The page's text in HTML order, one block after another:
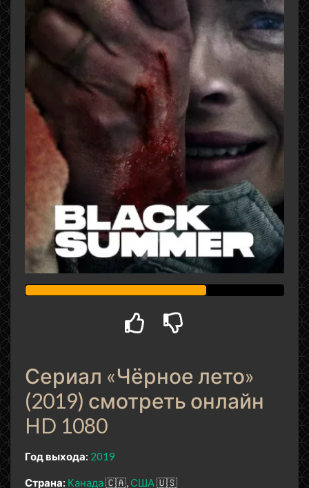
Сериал «Чёрное лето»
(2019) смотреть онлайн
HD 1080
Год выхода: 2019
Страна: Канада🇨🇦 США🇺🇸